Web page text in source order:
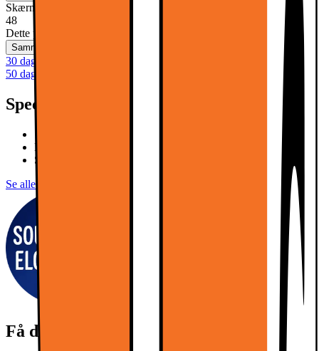
Skærmstørrelse (tommer)
48
Dette produkt er ikke tilgængeligt
Sammenlign
30 dages returret
50 dages returret som klubmedlem
Specifikationer
120Hz, 4x HDMI, eArc
P5 AI Engine, Dolby Vision
Smart TITAN OS, Ambilight
Se alle specifikationer
Få den bedste lyd til dit nye TV!